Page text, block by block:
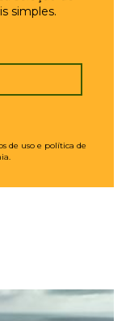
simples.
de uso e política de